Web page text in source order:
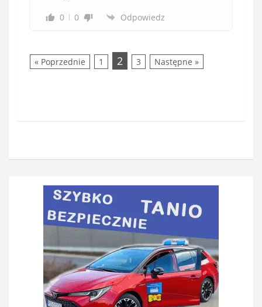
0 0 Odpowiedz
« Poprzednie 1 2 3 Następne »